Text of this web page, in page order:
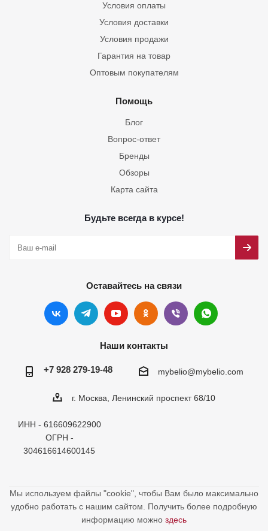
Условия оплаты
Условия доставки
Условия продажи
Гарантия на товар
Оптовым покупателям
Помощь
Блог
Вопрос-ответ
Бренды
Обзоры
Карта сайта
Будьте всегда в курсе!
Оставайтесь на связи
Наши контакты
+7 928 279-19-48 mybelio@mybelio.com
г. Москва, Ленинский проспект 68/10
ИНН - 616609622900
ОГРН -
304616614600145
Мы используем файлы "cookie", чтобы Вам было максимально
удобно работать с нашим сайтом. Получить более подробную
информацию можно здесь